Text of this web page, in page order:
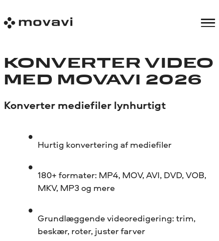
KONVERTER VIDEO
MED MOVAVI 2026
Konverter mediefiler lynhurtigt
Hurtig konvertering af mediefiler
180+ formater: MP4, MOV, AVI, DVD, VOB,
MKV, MP3 og mere
Grundlæggende videoredigering: trim,
beskær, roter, juster farver